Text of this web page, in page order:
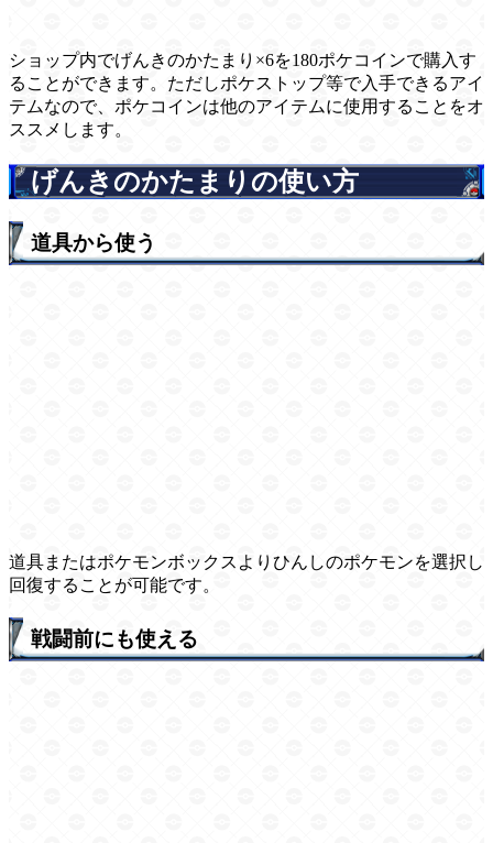
ショップ内でげんきのかたまり×6を180ポケコインで購入す
ることができます。ただしポケストップ等で入手できるアイ
テムなので、ポケコインは他のアイテムに使用することをオ
ススメします。
げんきのかたまりの使い方
道具から使う
道具またはポケモンボックスよりひんしのポケモンを選択し
回復することが可能です。
戦闘前にも使える